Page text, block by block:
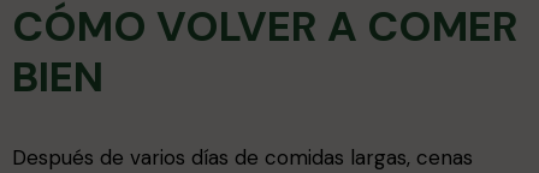
CÓMO VOLVER A COMER
BIEN
Después de varios días de comidas largas, cenas